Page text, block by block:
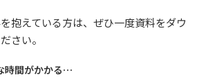
抱えている方は、ぜひ一度資料をダウ
さい。
時間がかかる…